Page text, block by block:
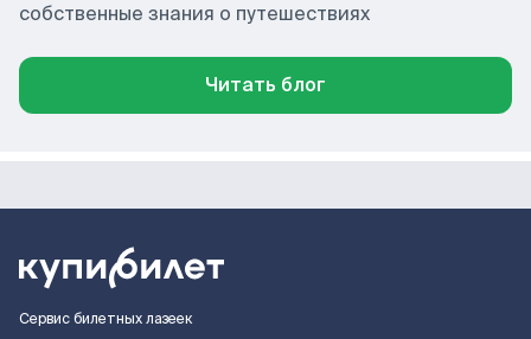
собственные знания о путешествиях
Читать блог
Сервис билетных лазеек